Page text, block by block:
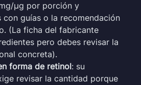
µg por porción y
con guías o la recomendación
(La ficha del fabricante
pero debes revisar la
concreta).
forma de retinol: su
revisar la cantidad porque